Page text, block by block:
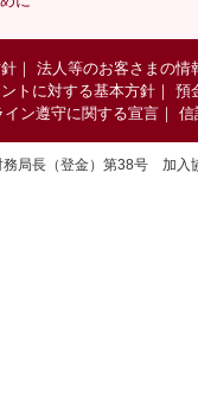
｜
法人等のお客さまの情
トに対する基本方針 ｜
預
ン遵守に関する宣言 ｜ 信
局長（登金）第38号 加入